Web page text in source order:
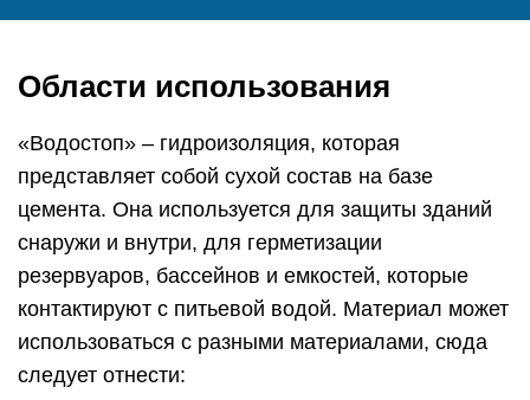
Области использования
«Водостоп» – гидроизоляция, которая
представляет собой сухой состав на базе
цемента. Она используется для защиты зданий
снаружи и внутри, для герметизации
резервуаров, бассейнов и емкостей, которые
контактируют с питьевой водой. Материал может
использоваться с разными материалами, сюда
следует отнести: